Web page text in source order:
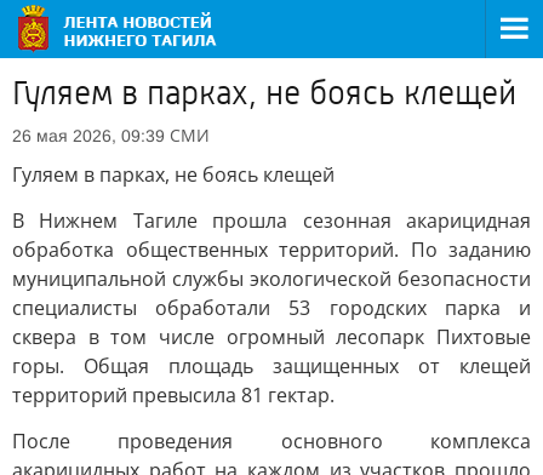
Гуляем в парках, не боясь клещей
26 мая 2026, 09:39 СМИ
Гуляем в парках, не боясь клещей
В Нижнем Тагиле прошла сезонная акарицидная
обработка общественных территорий. По заданию
муниципальной службы экологической безопасности
специалисты обработали 53 городских парка и
сквера в том числе огромный лесопарк Пихтовые
горы. Общая площадь защищенных от клещей
территорий превысила 81 гектар.
После проведения основного комплекса